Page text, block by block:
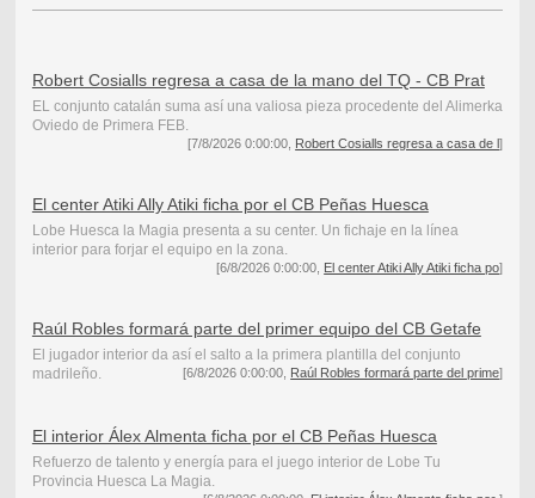
Robert Cosialls regresa a casa de la mano del TQ - CB Prat
EL conjunto catalán suma así una valiosa pieza procedente del Alimerka
Oviedo de Primera FEB.
[7/8/2026 0:00:00, Robert Cosialls regresa a casa de l]
El center Atiki Ally Atiki ficha por el CB Peñas Huesca
Lobe Huesca la Magia presenta a su center. Un fichaje en la línea
interior para forjar el equipo en la zona.
[6/8/2026 0:00:00, El center Atiki Ally Atiki ficha po]
Raúl Robles formará parte del primer equipo del CB Getafe
El jugador interior da así el salto a la primera plantilla del conjunto
madrileño.
[6/8/2026 0:00:00, Raúl Robles formará parte del prime]
El interior Álex Almenta ficha por el CB Peñas Huesca
Refuerzo de talento y energía para el juego interior de Lobe Tu
Provincia Huesca La Magia.